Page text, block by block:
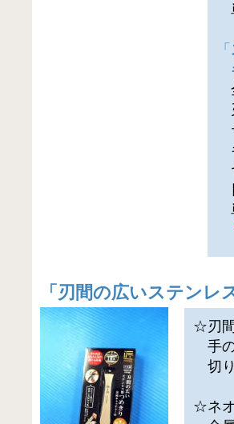
「
「 刃間の広いステンレ
☆刃
手
切
☆ネ